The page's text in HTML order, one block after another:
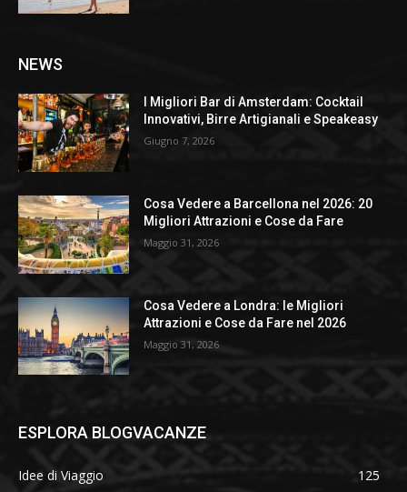
NEWS
I Migliori Bar di Amsterdam: Cocktail
Innovativi, Birre Artigianali e Speakeasy
Giugno 7, 2026
Cosa Vedere a Barcellona nel 2026: 20
Migliori Attrazioni e Cose da Fare
Maggio 31, 2026
Cosa Vedere a Londra: le Migliori
Attrazioni e Cose da Fare nel 2026
Maggio 31, 2026
ESPLORA BLOGVACANZE
Idee di Viaggio
125